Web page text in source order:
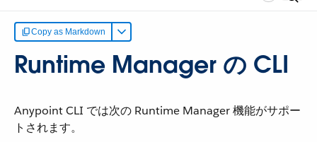
Copy as Markdown
Runtime Manager の CLI
Anypoint CLI では次の Runtime Manager 機能がサポー
トされます。